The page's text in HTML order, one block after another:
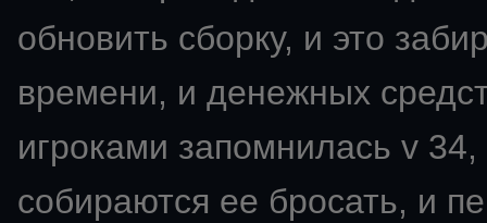
обновить сборку, и это
времени, и денежных
игроками запомнилась v
собираются ее бросать, и